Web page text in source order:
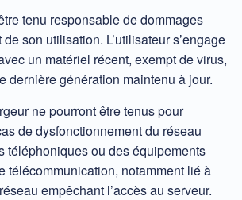
tenu responsable de dommages
son utilisation. L’utilisateur s’engage
un matériel récent, exempt de virus,
dernière génération maintenu à jour.
ne pourront être tenus pour
de dysfonctionnement du réseau
téléphoniques ou des équipements
télécommunication, notamment lié à
empêchant l’accès au serveur.